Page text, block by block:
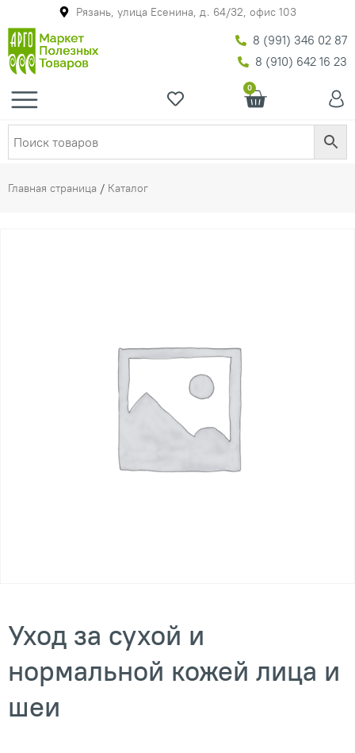
Рязань, улица Есенина, д. 64/32, офис 103
8 (991) 346 02 87
8 (910) 642 16 23
0
Главная страница / Каталог
Уход за сухой и
нормальной кожей лица и
шеи